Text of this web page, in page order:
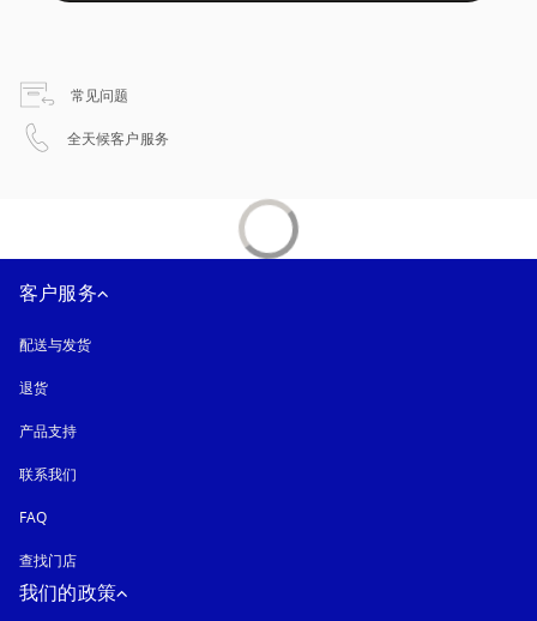
常见问题
全天候客户服务
客户服务
配送与发货
退货
产品支持
联系我们
FAQ
查找门店
我们的政策